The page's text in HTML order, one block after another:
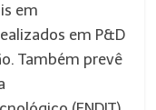
em
em P&D
Também prevê